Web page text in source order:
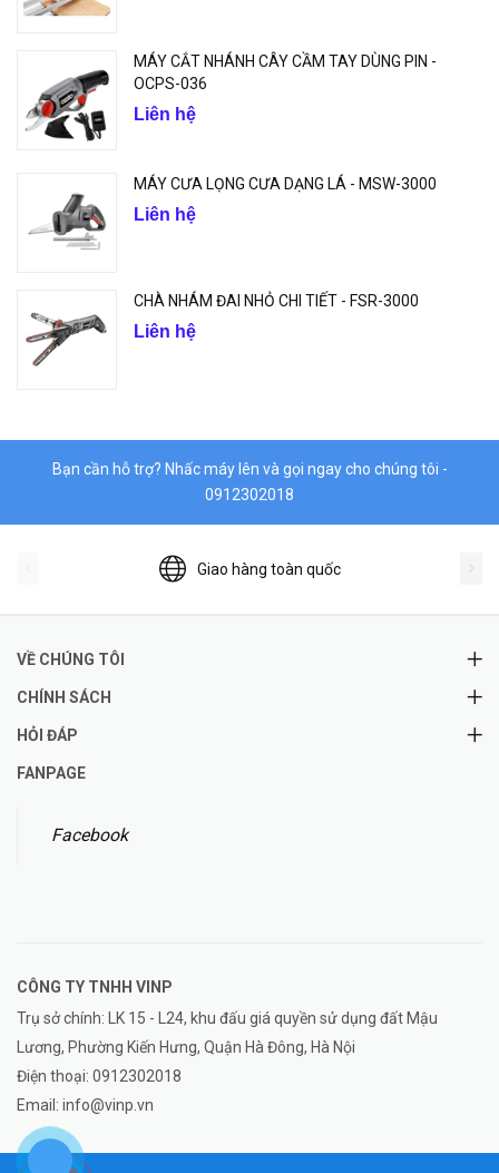
MÁY CẮT NHÁNH CÂY CẦM TAY DÙNG PIN -
OCPS-036
Liên hệ
MÁY CƯA LỌNG CƯA DẠNG LÁ - MSW-3000
Liên hệ
CHÀ NHÁM ĐAI NHỎ CHI TIẾT - FSR-3000
Liên hệ
Bạn cần hỗ trợ? Nhấc máy lên và gọi ngay cho chúng tôi -
0912302018
Giao hàng toàn quốc
VỀ CHÚNG TÔI
CHÍNH SÁCH
HỎI ĐÁP
FANPAGE
Facebook
CÔNG TY TNHH VINP
Trụ sở chính: LK 15 - L24, khu đấu giá quyền sử dụng đất Mậu
Lương, Phường Kiến Hưng, Quận Hà Đông, Hà Nội
Điện thoại: 0912302018
Email: info@vinp.vn